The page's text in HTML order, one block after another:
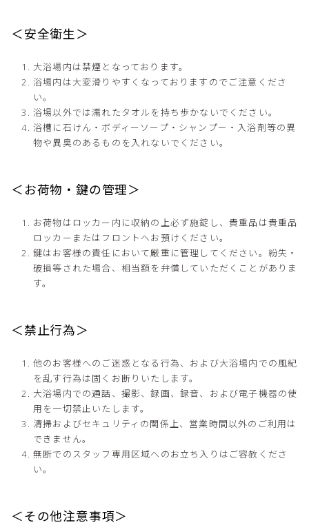
＜安全衛生＞
大浴場内は禁煙となっております。
浴場内は大変滑りやすくなっておりますのでご注意くださ
い。
浴場以外では濡れたタオルを持ち歩かないでください。
浴槽に石けん・ボディーソープ・シャンプー・入浴剤等の異
物や異臭のあるものを入れないでください。
＜お荷物・鍵の管理＞
お荷物はロッカー内に収納の上必ず施錠し、貴重品は貴重品
ロッカーまたはフロントへお預けください。
鍵はお客様の責任において厳重に管理してください。紛失・
破損等された場合、相当額を弁償していただくことがありま
す。
＜禁止行為＞
他のお客様へのご迷惑となる行為、および大浴場内での風紀
を乱す行為は固くお断りいたします。
大浴場内での通話、撮影、録画、録音、および電子機器の使
用を一切禁止いたします。
清掃およびセキュリティの関係上、営業時間以外のご利用は
できません。
無断でのスタッフ専用区域へのお立ち入りはご容赦くださ
い。
＜その他注意事項＞